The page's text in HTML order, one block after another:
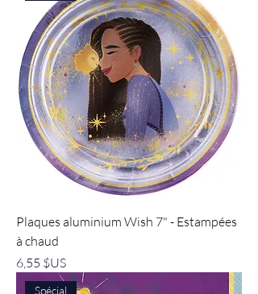
Plaques aluminium Wish 7" - Estampées
à chaud
Prix
6,55 $US
Spécial